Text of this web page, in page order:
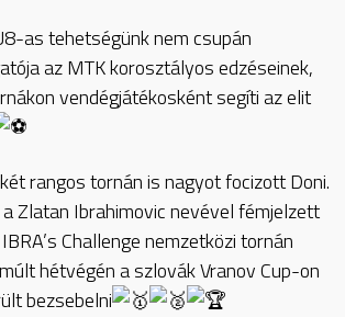
as tehetségünk nem csupán
az MTK korosztályos edzéseinek,
vendégjátékosként segíti az elit
rangos tornán is nagyot focizott Doni.
Zlatan Ibrahimovic nevével fémjelzett
Challenge nemzetközi tornán
hétvégén a szlovák Vranov Cup-on
bezsebelni